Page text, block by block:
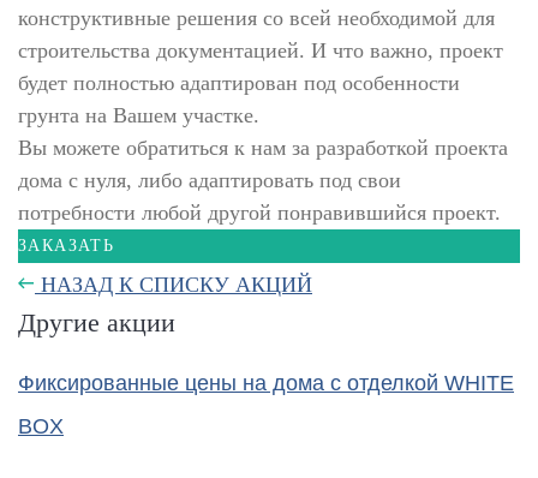
конструктивные решения со всей необходимой для
строительства документацией. И что важно, проект
будет полностью адаптирован под особенности
грунта на Вашем участке.
Вы можете обратиться к нам за разработкой проекта
дома с нуля, либо адаптировать под свои
потребности любой другой понравившийся проект.
ЗАКАЗАТЬ
НАЗАД К СПИСКУ АКЦИЙ
Другие акции
Фиксированные цены на дома с отделкой WHITE
BOХ